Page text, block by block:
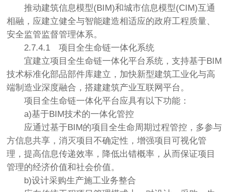
推动建筑信息模型(BIM)和城市信息模型(CIM)互通
相融，应建立健全与智能建造相适应的政府工程质量、
安全监管监督管理体系。
2.7.4.1 项目全生命链一体化系统
宜建立项目全生命链一体化平台系统，支持基于BIM
技术标准化部品部件库建立，加快新型建筑工业化与高
端制造业深度融合，搭建建筑产业互联网平台。
项目全生命链一体化平台应具有以下功能：
a)基于BIM技术的一体化管控
应通过基于BIM的项目全生命周期过程管控，多参与
方信息共享，消灭项目不确定性，增强项目可视化管
理，提高信息传递效率，降低出错概率，从而保证项目
管理的经济价值和社会价值。
b)设计采购生产施工业务整合